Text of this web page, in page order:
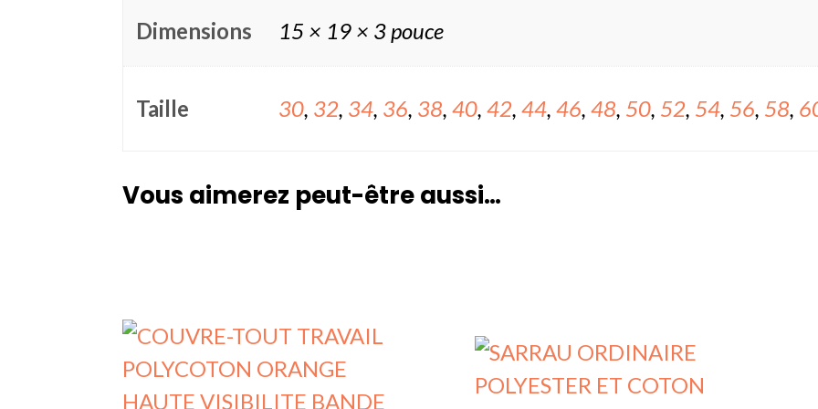
Dimensions 15 × 19 × 3 pouce
Taille 30, 32, 34, 36, 38,40,42,44,46,48, 50, 52, 54, 56, 58,
Vous aimerez peut-être aussi…